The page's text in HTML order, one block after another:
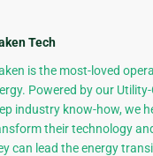
Tech
is the most-loved
Powered by our
industry know-how, we
their technology
can lead the energy